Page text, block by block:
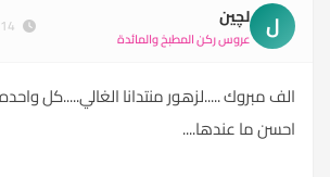
ل لچين
عروس ركن المطبخ والمائدة
الف مبروك .....لزهور منتدانا الغالي.....كل
احسن ما عندها....